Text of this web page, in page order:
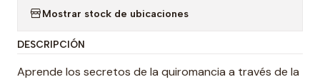
Mostrar stock de ubicaciones
DESCRIPCIÓN
Aprende los secretos de la quiromancia a través de la